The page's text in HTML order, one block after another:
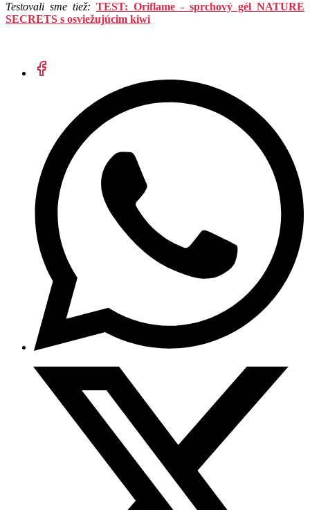
Testovali sme tiež: TEST: Oriflame - sprchový gél NATURE
SECRETS s osviežujúcim kiwi